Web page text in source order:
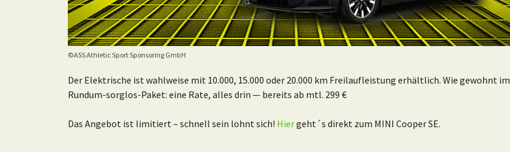
©ASS Athletic Sport Sponsoring GmbH
Der Elektrische ist wahlweise mit 10.000, 15.000 oder 20.000 km Freilaufleistung erhältlich. Wie gewohnt im
Rundum-sorglos-Paket: eine Rate, alles drin — bereits ab mtl. 299 €
Das Angebot ist limitiert – schnell sein lohnt sich! Hiergeht´s direkt zum MINI Cooper SE.